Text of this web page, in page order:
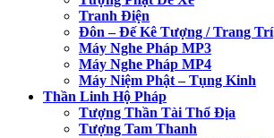
Tranh Điện
Đôn – Đế Kê Tượng / Trang Trí
Máy Nghe Pháp MP3
Máy Nghe Pháp MP4
Máy Niệm Phật – Tụng Kinh
Thần Linh Hộ Pháp
Tượng Thần Tài Thổ Địa
Tượng Tam Thanh